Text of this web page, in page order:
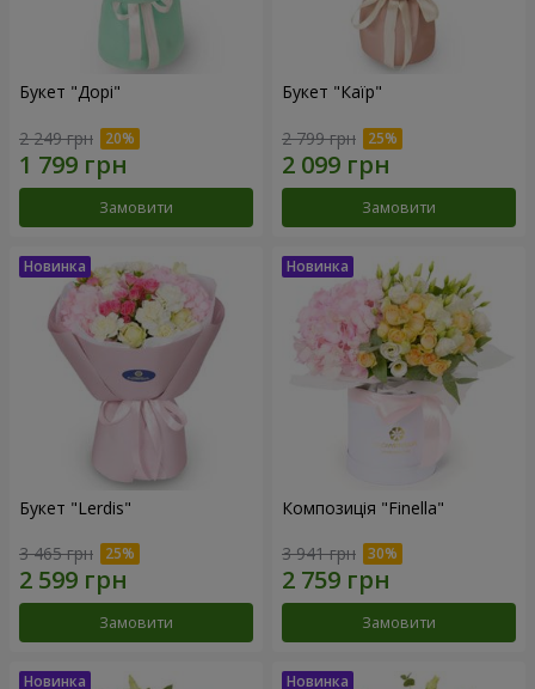
Букет "Дорі"
2 249 грн
Замовити
Букет "Каїр"
2 799 грн
Замовити
Букет "Lerdis"
3 465 грн
Замовити
Композиція "Finella"
3 941 грн
Замовити